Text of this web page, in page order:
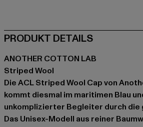
PRODUKT DETAILS
ANOTHER COTTON LAB
Striped Wool
Die ACL Striped Wool Cap von
kommt diesmal im maritimen Blau
unkomplizierter Begleiter durch die
Das Unisex-Modell aus reiner